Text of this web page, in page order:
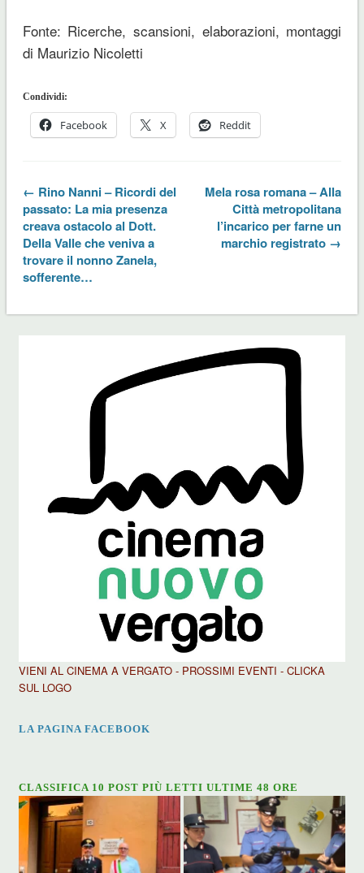
Fonte: Ricerche, scansioni, elaborazioni, montaggi
di Maurizio Nicoletti
Condividi:
Facebook X Reddit
← Rino Nanni – Ricordi del
passato: La mia presenza
creava ostacolo al Dott.
Della Valle che veniva a
trovare il nonno Zanela,
sofferente…
Mela rosa romana – Alla
Città metropolitana
l’incarico per farne un
marchio registrato →
VIENI AL CINEMA A VERGATO - PROSSIMI EVENTI - CLICKA
SUL LOGO
LA PAGINA FACEBOOK
CLASSIFICA 10 POST PIÙ LETTI ULTIME 48 ORE